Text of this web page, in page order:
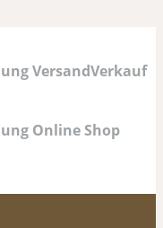
Verkauf